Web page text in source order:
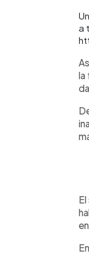
a
la